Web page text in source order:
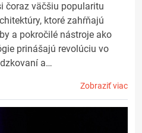
čoraz väčšiu popularitu
ktoré zahŕňajú
a pokročilé nástroje ako
prinášajú revolúciu vo
a…
Zobraziť viac